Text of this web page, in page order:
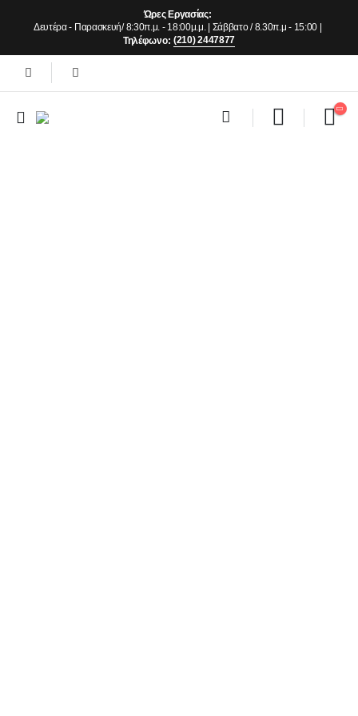
Ώρες Εργασίας:
Δευτέρα - Παρασκευή/ 8:30π.μ. - 18:00μ.μ. | Σάββατο / 8.30π.μ - 15:00 |
Τηλέφωνο: (210) 2447877